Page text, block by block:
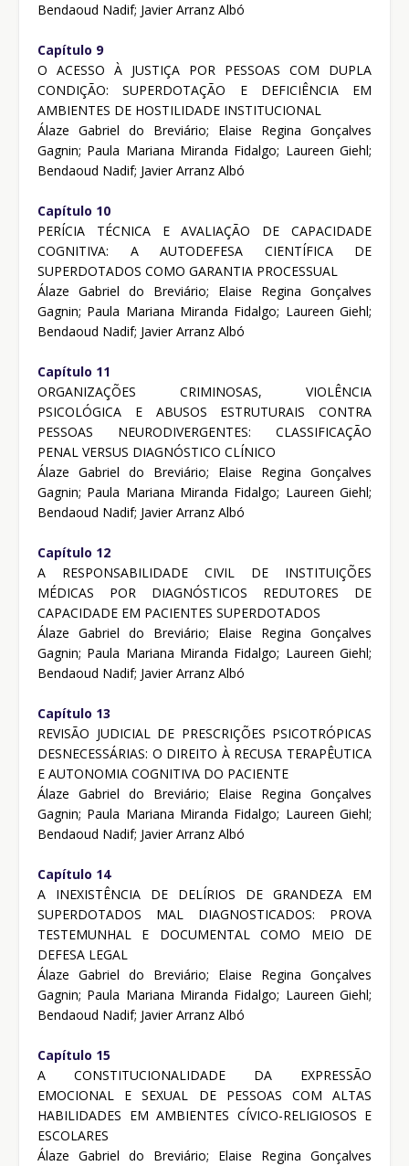
Bendaoud Nadif; Javier Arranz Albó
Capítulo 9
O ACESSO À JUSTIÇA POR PESSOAS COM DUPLA
CONDIÇÃO: SUPERDOTAÇÃO E DEFICIÊNCIA EM
AMBIENTES DE HOSTILIDADE INSTITUCIONAL
Álaze Gabriel do Breviário; Elaise Regina Gonçalves
Gagnin; Paula Mariana Miranda Fidalgo; Laureen Giehl;
Bendaoud Nadif; Javier Arranz Albó
Capítulo 10
PERÍCIA TÉCNICA E AVALIAÇÃO DE CAPACIDADE
COGNITIVA: A AUTODEFESA CIENTÍFICA DE
SUPERDOTADOS COMO GARANTIA PROCESSUAL
Álaze Gabriel do Breviário; Elaise Regina Gonçalves
Gagnin; Paula Mariana Miranda Fidalgo; Laureen Giehl;
Bendaoud Nadif; Javier Arranz Albó
Capítulo 11
ORGANIZAÇÕES CRIMINOSAS, VIOLÊNCIA
PSICOLÓGICA E ABUSOS ESTRUTURAIS CONTRA
PESSOAS NEURODIVERGENTES: CLASSIFICAÇÃO
PENAL VERSUS DIAGNÓSTICO CLÍNICO
Álaze Gabriel do Breviário; Elaise Regina Gonçalves
Gagnin; Paula Mariana Miranda Fidalgo; Laureen Giehl;
Bendaoud Nadif; Javier Arranz Albó
Capítulo 12
A RESPONSABILIDADE CIVIL DE INSTITUIÇÕES
MÉDICAS POR DIAGNÓSTICOS REDUTORES DE
CAPACIDADE EM PACIENTES SUPERDOTADOS
Álaze Gabriel do Breviário; Elaise Regina Gonçalves
Gagnin; Paula Mariana Miranda Fidalgo; Laureen Giehl;
Bendaoud Nadif; Javier Arranz Albó
Capítulo 13
REVISÃO JUDICIAL DE PRESCRIÇÕES PSICOTRÓPICAS
DESNECESSÁRIAS: O DIREITO À RECUSA TERAPÊUTICA
E AUTONOMIA COGNITIVA DO PACIENTE
Álaze Gabriel do Breviário; Elaise Regina Gonçalves
Gagnin; Paula Mariana Miranda Fidalgo; Laureen Giehl;
Bendaoud Nadif; Javier Arranz Albó
Capítulo 14
A INEXISTÊNCIA DE DELÍRIOS DE GRANDEZA EM
SUPERDOTADOS MAL DIAGNOSTICADOS: PROVA
TESTEMUNHAL E DOCUMENTAL COMO MEIO DE
DEFESA LEGAL
Álaze Gabriel do Breviário; Elaise Regina Gonçalves
Gagnin; Paula Mariana Miranda Fidalgo; Laureen Giehl;
Bendaoud Nadif; Javier Arranz Albó
Capítulo 15
A CONSTITUCIONALIDADE DA EXPRESSÃO
EMOCIONAL E SEXUAL DE PESSOAS COM ALTAS
HABILIDADES EM AMBIENTES CÍVICO-RELIGIOSOS E
ESCOLARES
Álaze Gabriel do Breviário; Elaise Regina Gonçalves